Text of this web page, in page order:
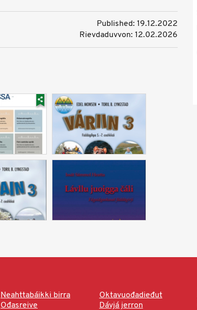
Published: 19.12.2022
Rievdaduvvon: 12.02.2026
Neahttabáikki birra Oktavuođadieđut
Ođasreive
Dávjá jerron